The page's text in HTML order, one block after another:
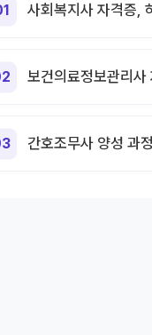
사회복지사 자격증,
보건의료정보관리
간호조무사 양성 과